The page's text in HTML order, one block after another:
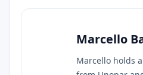
Marcello
Marcello holds